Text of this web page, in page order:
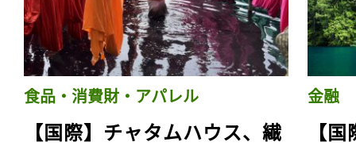
食品・消費財・アパレル
【国際】チャタムハウス、繊
金融
【